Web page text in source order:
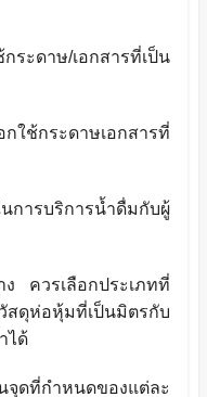
ระดาษ/เอกสารที่เป็น
ช้กระดาษเอกสารที่
การบริการน้ำดื่มกับผู้
ควรเลือกประเภทที่
สดุห่อหุ้มที่เป็นมิตรกับ
ได้
จุดที่กำหนดของแต่ละ